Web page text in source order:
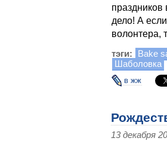
праздников
дело! А
волонтера,
тэги: Bake
Шаболовка
в жж
13 декабря